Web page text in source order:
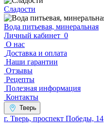
Сладости
Вода питьевая, минеральная
Личный кабинет 0
О нас
Доставка и оплата
Наши гарантии
Отзывы
Рецепты
Полезная информация
Контакты
Тверь
г. Тверь, проспект Победы, 14